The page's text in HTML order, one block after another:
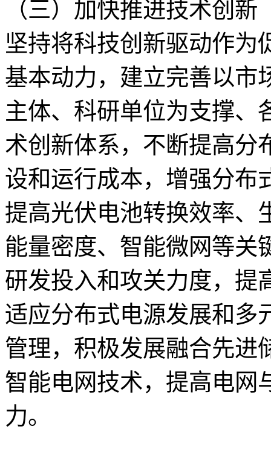
（三）加快推进技术创新
坚持将科技创新驱动作为
基本动力，建立完善以市
主体、科研单位为支撑、
术创新体系，不断提高分
设和运行成本，增强分布
提高光伏电池转换效率、
能量密度、智能微网等关
研发投入和攻关力度，提
适应分布式电源发展和多
管理，积极发展融合先进
智能电网技术，提高电网
力。